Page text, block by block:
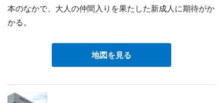
本のなかで、大人の仲間入りを果たした新成人に期待がか
かる。
地図を見る